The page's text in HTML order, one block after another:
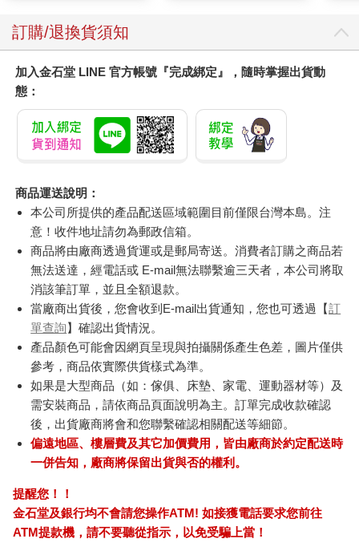
訂購/退換貨須知
加入金石堂 LINE 官方帳號『完成綁定』，隨時掌握出貨動
態：
商品運送說明：
本公司所提供的產品配送區域範圍目前僅限台灣本島。注
意！收件地址請勿為郵政信箱。
商品將由廠商透過貨運或是郵局寄送。消費者訂購之商品若
無法送達，經電話或 E-mail無法聯繫逾三天者，本公司將取
消該筆訂單，並且全額退款。
當廠商出貨後，您會收到E-mail出貨通知，您也可透過【訂
單查詢 】確認出貨情況。
產品顏色可能會因網頁呈現與拍攝關係產生色差，圖片僅供
參考，商品依實際供貨樣式為準。
如果是大型商品（如：傢俱、床墊、家電、運動器材等）及
需安裝商品，請依商品頁面說明為主。訂單完成收款確認
後，出貨廠商將會和您聯繫確認相關配送等細節。
偏遠地區、樓層費及其它加價費用，皆由廠商於約定配送時
一併告知，廠商將保留出貨與否的權利。
提醒您！！
金石堂及銀行均不會請您操作ATM! 如接獲電話要求您前往
ATM提款機，請不要聽從指示，以免受騙上當！